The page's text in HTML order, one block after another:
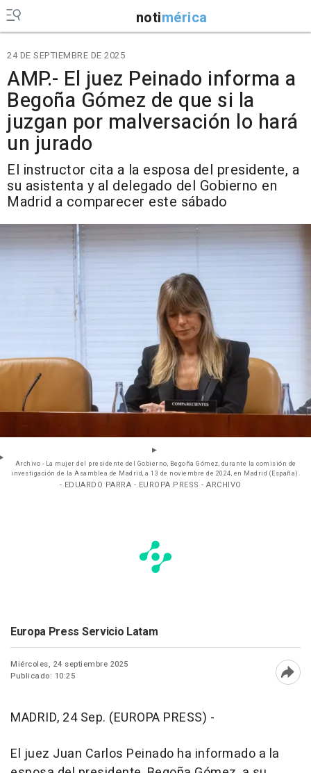
notimérica
24 DE SEPTIEMBRE DE 2025
AMP.- El juez Peinado informa a
Begoña Gómez de que si la
juzgan por malversación lo hará
un jurado
El instructor cita a la esposa del presidente, a
su asistenta y al delegado del Gobierno en
Madrid a comparecer este sábado
Archivo - La mujer del presidente del Gobierno, Begoña Gómez, durante la comisión de
investigación de la Asamblea de Madrid, a 13 de noviembre de 2024, en Madrid (España).
- EDUARDO PARRA - EUROPA PRESS - ARCHIVO
Europa Press Servicio Latam
Miércoles, 24 septiembre 2025
Publicado: 10:25
MADRID, 24 Sep. (EUROPA PRESS) -
El juez Juan Carlos Peinado ha informado a la